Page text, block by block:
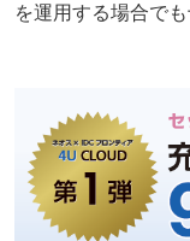
を運用する場合で